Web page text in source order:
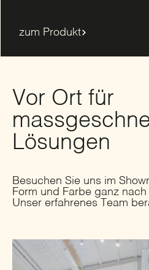
zum Produkt
Vor Ort für
Lösungen
Besuchen Sie uns im
Form und Farbe ganz
Unser erfahrenes Team